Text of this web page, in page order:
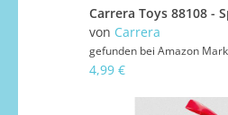
von Carrera
gefunden bei Amazon
4,99 €